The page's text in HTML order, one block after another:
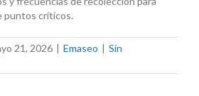
puntos críticos.
21, 2026 | Emaseo | Sin